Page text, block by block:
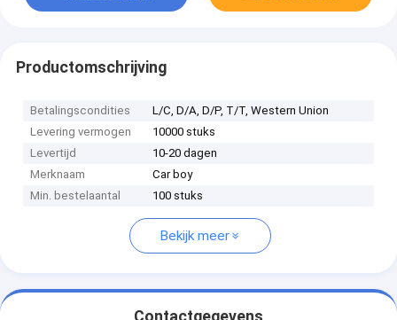
Productomschrijving
Betalingscondities
L/C, D/A, D/P, T/T, Western Union
Levering vermogen
10000 stuks
Levertijd
10-20 dagen
Merknaam
Car boy
Min. bestelaantal
100 stuks
Bekijk meer